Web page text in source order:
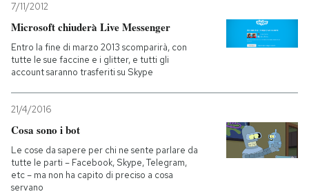
AREA PERSONALE
Entra
7/11/2012
Microsoft chiuderà Live Messenger
Entro la fine di marzo 2013 scomparirà, con
tutte le sue faccine e i glitter, e tutti gli
account saranno trasferiti su Skype
21/4/2016
Cosa sono i bot
Le cose da sapere per chi ne sente parlare da
tutte le parti – Facebook, Skype, Telegram,
etc – ma non ha capito di preciso a cosa
servano